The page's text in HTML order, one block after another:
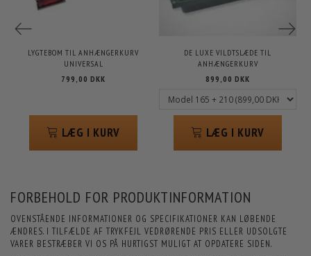
LYGTEBOM TIL ANHÆNGERKURV
UNIVERSAL
799,00 DKK
LÆG I KURV
DE LUXE VILDTSLÆDE TIL
ANHÆNGERKURV
899,00 DKK
LÆG I KURV
FORBEHOLD FOR PRODUKTINFORMATION
OVENSTÅENDE INFORMATIONER OG SPECIFIKATIONER KAN LØBENDE
ÆNDRES. I TILFÆLDE AF TRYKFEJL VEDRØRENDE PRIS ELLER UDSOLGTE
VARER BESTRÆBER VI OS PÅ HURTIGST MULIGT AT OPDATERE SIDEN.